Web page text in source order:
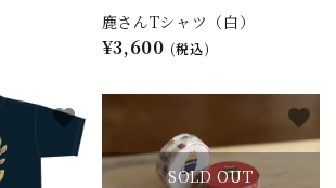
鹿さんTシャツ（白）
¥3,600 (税込)
favorite
SOLD OUT
favorite
close